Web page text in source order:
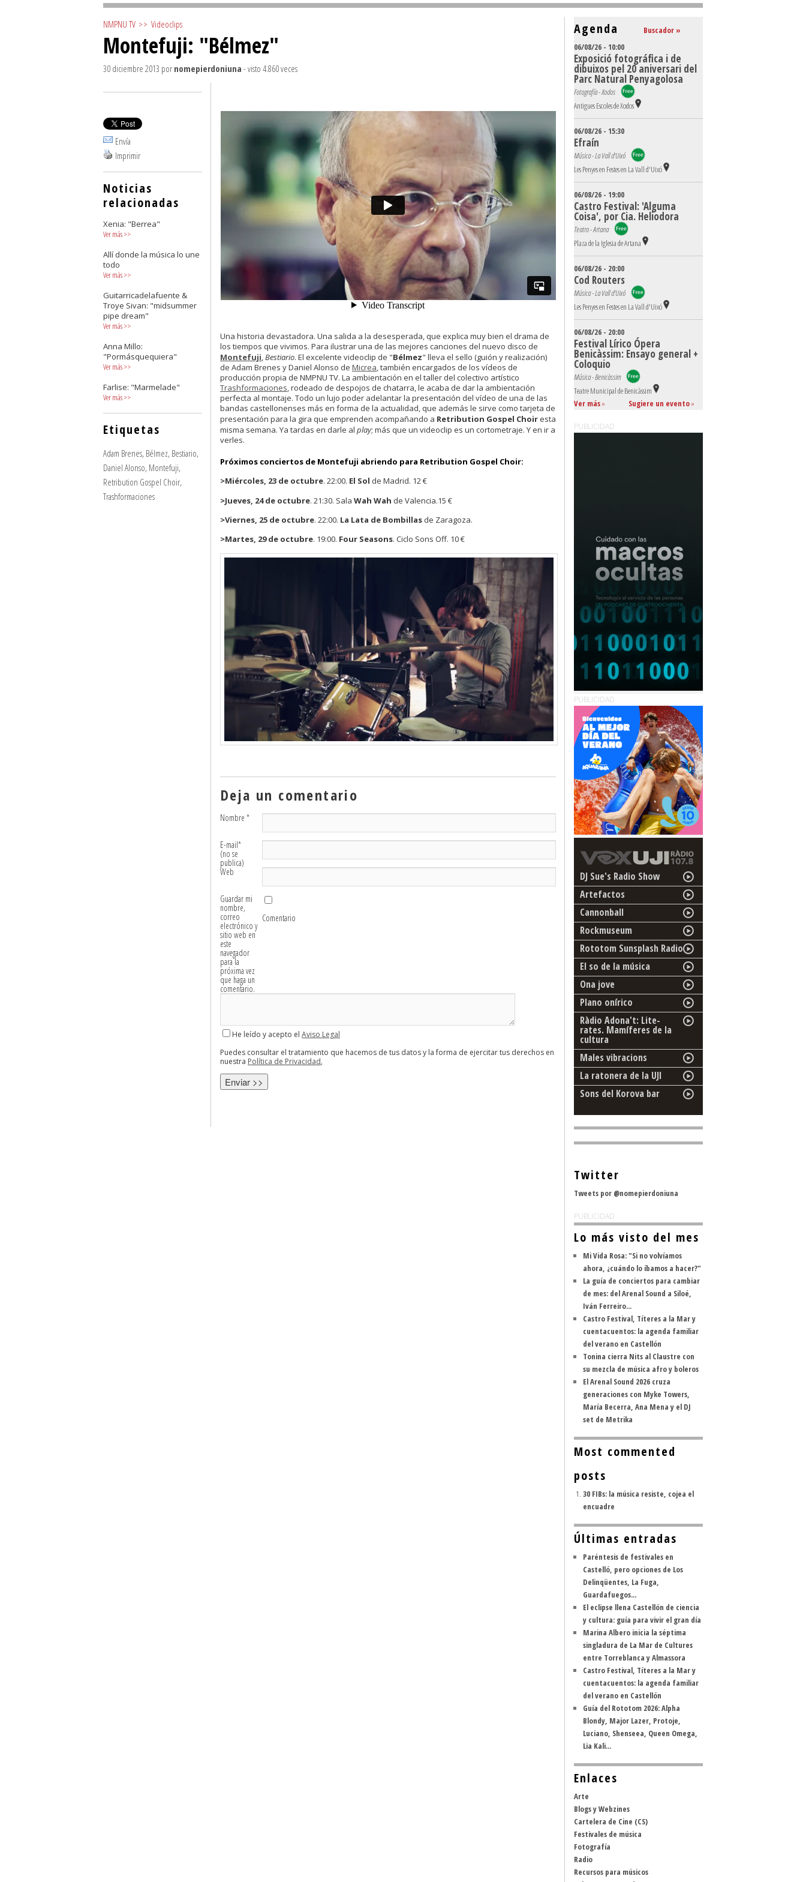
Sivan...
NMPNU TV >> Videoclips
Montefuji: "Bélmez"
30 diciembre 2013 por nomepierdoniuna - visto 4.860 veces
Envía
Imprimir
Noticias
relacionadas
Xenia: "Berrea"
Ver más>>
Allí donde la música lo une
todo
Ver más>>
Guitarricadelafuente &
Troye Sivan: "midsummer
pipe dream"
Ver más>>
Anna Millo:
"Pormásquequiera"
Ver más>>
Farlise: "Marmelade"
Ver más>>
Etiquetas
Adam Brenes, Bélmez, Bestiario,
Daniel Alonso, Montefuji,
Retribution Gospel Choir,
Trashformaciones
Una historia devastadora. Una salida a la desesperada, que explica muy bien el drama de
los tiempos que vivimos. Para ilustrar una de las mejores canciones del nuevo disco de
Montefuji,Bestiario. El excelente videoclip de "Bélmez" lleva el sello (guión y realización)
de Adam Brenes y Daniel Alonso de Micrea, también encargados de los vídeos de
producción propia de NMPNU TV. La ambientación en el taller del colectivo artístico
Trashformaciones, rodeado de despojos de chatarra, le acaba de dar la ambientación
perfecta al montaje. Todo un lujo poder adelantar la presentación del vídeo de una de las
bandas castellonenses más en forma de la actualidad, que además le sirve como tarjeta de
presentación para la gira que emprenden acompañando a Retribution Gospel Choir esta
misma semana. Ya tardas en darle al play; más que un videoclip es un cortometraje. Y en ir a
verles.
Próximos conciertos de Montefuji abriendo para Retribution Gospel Choir:
>Miércoles, 23 de octubre. 22:00. El Sol de Madrid. 12 €
>Jueves, 24 de octubre. 21:30. Sala Wah Wah de Valencia.15 €
>Viernes, 25 de octubre. 22:00. La Lata de Bombillas de Zaragoza.
>Martes, 29 de octubre. 19:00. Four Seasons. Ciclo Sons Off. 10 €
Deja un comentario
Nombre *
E-mail*
(no se
publica)
Web
Guardar mi
nombre,
correo
electrónico y
sitio web en
este
navegador
para la
próxima vez
que haga un
comentario.
Comentario
He leído y acepto el Aviso Legal
Puedes consultar el tratamiento que hacemos de tus datos y la forma de ejercitar tus derechos en
nuestra Política de Privacidad,
Agenda
Buscador »
06/08/26 - 10:00
Exposició fotográfica i de
dibuixos pel 20 aniversari del
Parc Natural Penyagolosa
Fotografía - Xodos
Antigues Escoles de Xodos
06/08/26 - 15:30
Efraín
Música - La Vall d'Uixó
Les Penyes en Festes en La Vall d'Uixó
06/08/26 - 19:00
Castro Festival: 'Alguma
Coisa', por Cia. Heliodora
Teatro - Artana
Plaza de la Iglesia de Artana
06/08/26 - 20:00
Cod Routers
Música - La Vall d'Uixó
Les Penyes en Festes en La Vall d'Uixó
06/08/26 - 20:00
Festival Lírico Ópera
Benicàssim: Ensayo general +
Coloquio
Música - Benicàssim
Teatre Municipal de Benicàssim
Ver más» Sugiere un evento»
PUBLICIDAD
PUBLICIDAD
DJ Sue's Radio Show
Artefactos
Cannonball
Rockmuseum
Rototom Sunsplash Radio
El so de la música
Ona jove
Plano onírico
Ràdio Adona't: Lite-
rates. Mamíferes de la
cultura
Males vibracions
La ratonera de la UJI
Sons del Korova bar
Twitter
Tweets por @nomepierdoniuna
PUBLICIDAD
Lo más visto del mes
Mi Vida Rosa: "Si no volvíamos
ahora, ¿cuándo lo íbamos a hacer?"
La guía de conciertos para cambiar
de mes: del Arenal Sound a Siloé,
Iván Ferreiro...
Castro Festival, Títeres a la Mar y
cuentacuentos: la agenda familiar
del verano en Castellón
Tonina cierra Nits al Claustre con
su mezcla de música afro y boleros
El Arenal Sound 2026 cruza
generaciones con Myke Towers,
María Becerra, Ana Mena y el DJ
set de Metrika
Most commented
posts
30 FIBs: la música resiste, cojea el
encuadre
Últimas entradas
Paréntesis de festivales en
Castelló, pero opciones de Los
Delinqüentes, La Fuga,
Guardafuegos...
El eclipse llena Castellón de ciencia
y cultura: guía para vivir el gran día
Marina Albero inicia la séptima
singladura de La Mar de Cultures
entre Torreblanca y Almassora
Castro Festival, Títeres a la Mar y
cuentacuentos: la agenda familiar
del verano en Castellón
Guía del Rototom 2026: Alpha
Blondy, Major Lazer, Protoje,
Luciano, Shenseea, Queen Omega,
Lia Kali...
Enlaces
Arte
Blogs y Webzines
Cartelera de Cine (CS)
Festivales de música
Fotografía
Radio
Recursos para músicos